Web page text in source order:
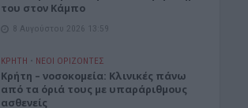
του στον Κάμπο
8 Αυγούστου 2026 13:59
ΚΡΗΤΗ • ΝΕΟΙ ΟΡΙΖΟΝΤΕΣ
Κρήτη – νοσοκομεία: Κλινικές πάνω
από τα όριά τους με υπαράριθμους
ασθενείς